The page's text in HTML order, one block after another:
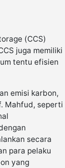
(CCS)
juga memiliki
tentu efisien
emisi karbon,
Mahfud, seperti
secara
para pelaku
yang